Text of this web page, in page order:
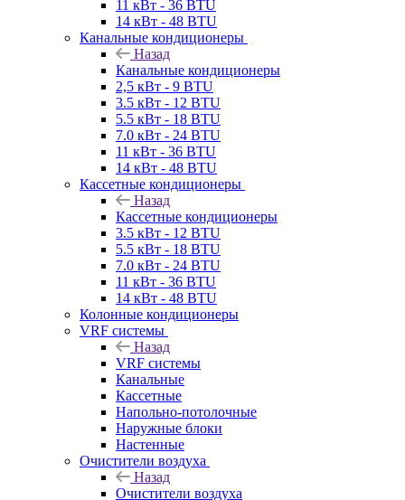
11 кВт - 36 BTU
14 кВт - 48 BTU
Канальные кондиционеры
Назад
Канальные кондиционеры
2,5 кВт - 9 BTU
3.5 кВт - 12 BTU
5.5 кВт - 18 BTU
7.0 кВт - 24 BTU
11 кВт - 36 BTU
14 кВт - 48 BTU
Кассетные кондиционеры
Назад
Кассетные кондиционеры
3.5 кВт - 12 BTU
5.5 кВт - 18 BTU
7.0 кВт - 24 BTU
11 кВт - 36 BTU
14 кВт - 48 BTU
Колонные кондиционеры
VRF системы
Назад
VRF системы
Канальные
Кассетные
Напольно-потолочные
Наружные блоки
Настенные
Очистители воздуха
Назад
Очистители воздуха